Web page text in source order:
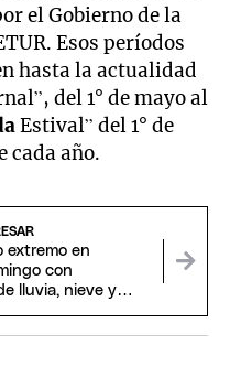
el Gobierno de la
Esos períodos
hasta la actualidad
del 1° de mayo al
Estival” del 1° de
cada año.
extremo en
con
lluvia, nieve y